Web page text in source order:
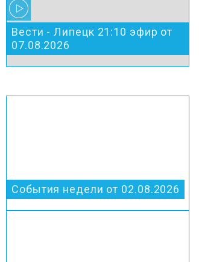
Вести - Липецк 21:10 эфир от
07.08.2026
События недели от 02.08.2026